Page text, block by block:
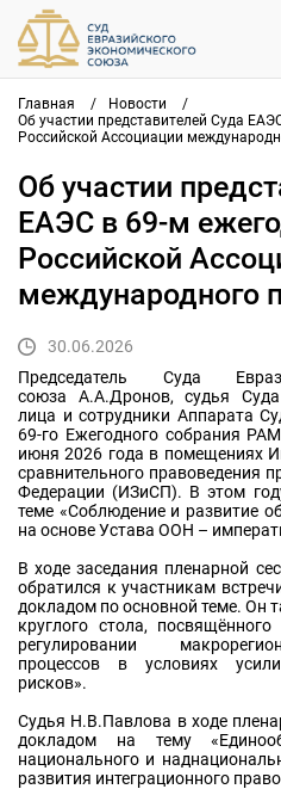
Главная / Новости
/
Об участии представителей Суда
Российской Ассоциации
Об участии
ЕАЭС в 69-м
Российской
международного
30.06.2026
Председатель Суда
союза А.А.Дронов, судья
лица и сотрудники Аппарата
69-го Ежегодного собрания
июня 2026 года в помещениях
сравнительного правоведения
Федерации (ИЗиСП). В этом
теме «Соблюдение и развитие
на основе Устава ООН –
В ходе заседания пленарной
обратился к участникам
докладом по основной теме. Он
круглого стола,
регулировании
процессов в условиях
рисков».
Судья Н.В.Павлова в ходе
докладом на тему
национального и
развития интеграционного